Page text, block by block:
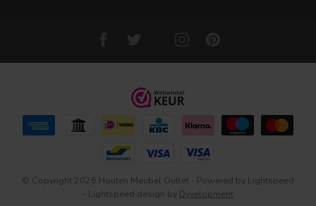
© Copyright 2026 Houten Meubel Outlet - Powered by Lightspeed
- Lightspeed design by Dyvelopment